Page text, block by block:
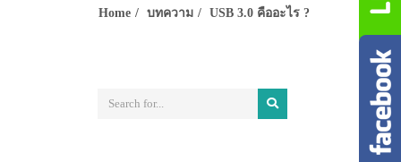
Home บทความ USB 3.0 คืออะไร ?